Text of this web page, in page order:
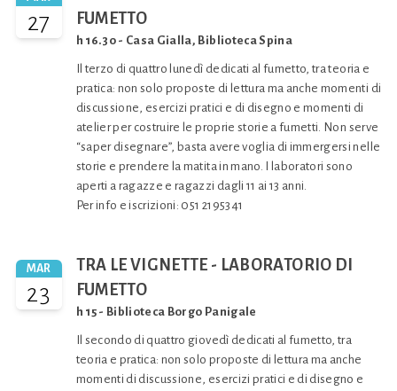
27
FUMETTO
h 16.30 - Casa Gialla, Biblioteca Spina
Il terzo di quattro lunedì dedicati al fumetto, tra teoria e
pratica: non solo proposte di lettura ma anche momenti di
discussione, esercizi pratici e di disegno e momenti di
atelier per costruire le proprie storie a fumetti. Non serve
“saper disegnare”, basta avere voglia di immergersi nelle
storie e prendere la matita in mano. I laboratori sono
aperti a ragazze e ragazzi dagli 11 ai 13 anni.
Per info e iscrizioni: 051 2195341
MAR
23
TRA LE VIGNETTE - LABORATORIO DI
FUMETTO
h 15 - Biblioteca Borgo Panigale
Il secondo di quattro giovedì dedicati al fumetto, tra
teoria e pratica: non solo proposte di lettura ma anche
momenti di discussione, esercizi pratici e di disegno e